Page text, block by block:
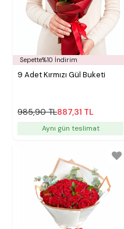
Sepette%10 İndirim
9 Adet Kırmızı Gül Buketi
985,90 TL887,31 TL
Aynı gün teslimat